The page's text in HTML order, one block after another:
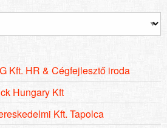
Kft. HR & Cégfejlesztő iroda
Hungary Kft
Kft. Tapolca